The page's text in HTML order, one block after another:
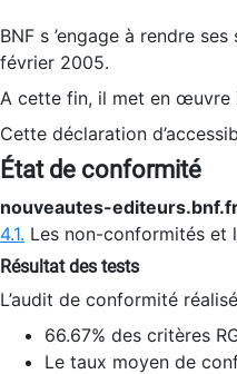
BNF s ’engage à rendre
février 2005.
A cette fin, il met en œuvre
Cette déclaration
État de conformité
nouveautes-
4.1. Les non-conformités et
Résultat des tests
L’audit de conformité
66.67% des critères
Le taux moyen de